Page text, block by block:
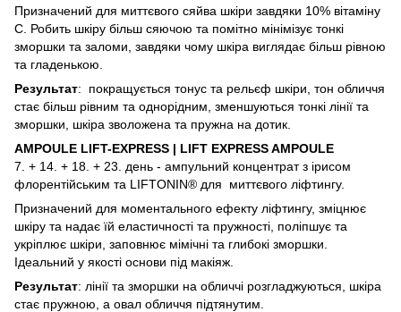
Призначений для миттєвого сяйва шкіри завдяки 10% вітаміну
С. Робить шкіру більш сяючою та помітно мінімізує тонкі
зморшки та заломи, завдяки чому шкіра виглядає більш рівною
та гладенькою.
Результат: покращується тонус та рельєф шкіри, тон обличчя
стає більш рівним та однорідним, зменшуються тонкі лінії та
зморшки, шкіра зволожена та пружна на дотик.
AMPOULE LIFT-EXPRESS | LIFT EXPRESS AMPOULE
7. + 14. + 18. + 23. день - ампульний концентрат з ірисом
флорентійським та LIFTONIN® для миттєвого ліфтингу.
Призначений для моментального ефекту ліфтингу, зміцнює
шкіру та надає їй еластичності та пружності, поліпшує та
укріплює шкіри, заповнює мімічні та глибокі зморшки.
Ідеальний у якості основи під макіяж.
Результат: лінії та зморшки на обличчі розгладжуються, шкіра
стає пружною, а овал обличчя підтянутим.